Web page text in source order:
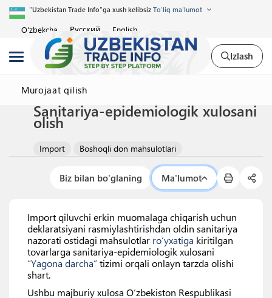
"Uzbekistan Trade Info"ga xush kelibsiz To'liq ma'lumot
O'zbekcha Русский English
Izlash
Murojaat qilish
Sanitariya-epidemiologik xulosani
olish
Import Boshoqli don mahsulotlari
Biz bilan bo'glaning Ma'lumot
Import qiluvchi erkin muomalaga chiqarish uchun
deklaratsiyani rasmiylashtirishdan oldin sanitariya
nazorati ostidagi mahsulotlar ro‘yxatiga kiritilgan
tovarlarga sanitariya-epidemiologik xulosani
“Yagona darcha” tizimi orqali onlayn tarzda olishi
shart.
Ushbu majburiy xulosa Oʻzbekiston Respublikasi